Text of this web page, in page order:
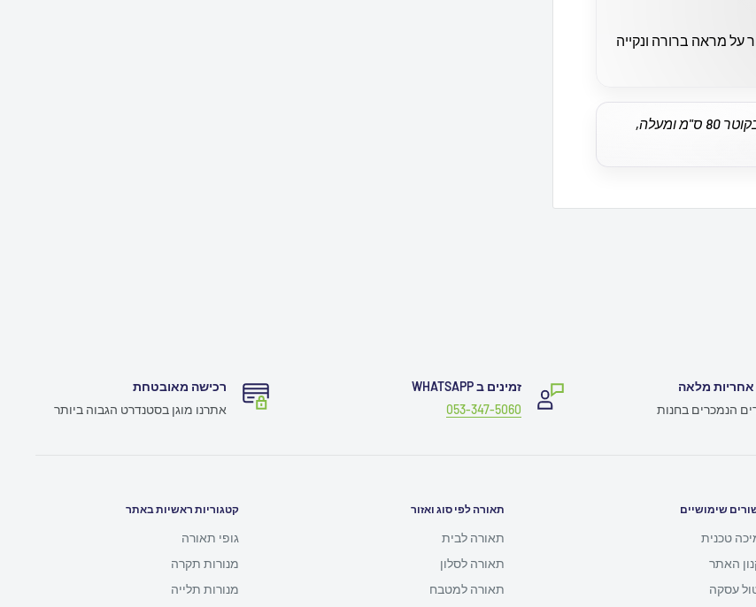
על מראה ברורה ונקייה
*אין משלוחים למראות באורך או בקוטר 80 ס"מ ומעלה,
מלאה
הנמכרים בחנות
זמינים ב WHATSAPP
053-347-5060
רכישה מאובטחת
אתרנו מוגן בסטנדרט הגבוה ביותר
שימושיים
טכנית
האתר
עסקה
תאורה לפי סוג ואזור
תאורה לבית
תאורה לסלון
תאורה למטבח
קטגוריות ראשיות באתר
גופי תאורה
מנורות תקרה
מנורות תלייה